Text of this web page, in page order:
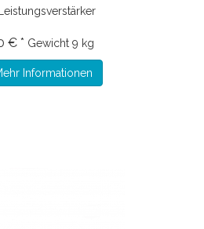
€ * Gewicht 9 kg
Informationen